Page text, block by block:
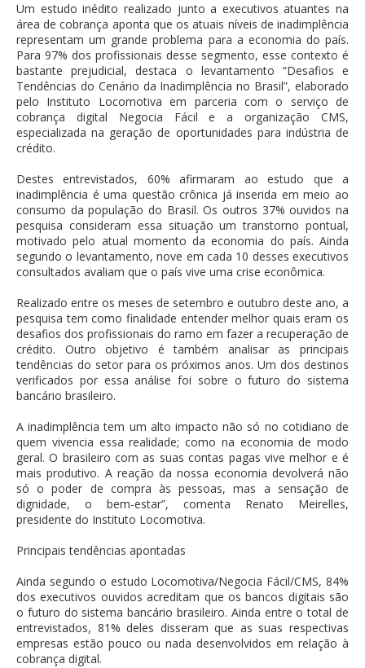
Um estudo inédito realizado junto a executivos atuantes na
área de cobrança aponta que os atuais níveis de inadimplência
representam um grande problema para a economia do país.
Para 97% dos profissionais desse segmento, esse contexto é
bastante prejudicial, destaca o levantamento “Desafios e
Tendências do Cenário da Inadimplência no Brasil”, elaborado
pelo Instituto Locomotiva em parceria com o serviço de
cobrança digital Negocia Fácil e a organização CMS,
especializada na geração de oportunidades para indústria de
crédito.
Destes entrevistados, 60% afirmaram ao estudo que a
inadimplência é uma questão crônica já inserida em meio ao
consumo da população do Brasil. Os outros 37% ouvidos na
pesquisa consideram essa situação um transtorno pontual,
motivado pelo atual momento da economia do país. Ainda
segundo o levantamento, nove em cada 10 desses executivos
consultados avaliam que o país vive uma crise econômica.
Realizado entre os meses de setembro e outubro deste ano, a
pesquisa tem como finalidade entender melhor quais eram os
desafios dos profissionais do ramo em fazer a recuperação de
crédito. Outro objetivo é também analisar as principais
tendências do setor para os próximos anos. Um dos destinos
verificados por essa análise foi sobre o futuro do sistema
bancário brasileiro.
A inadimplência tem um alto impacto não só no cotidiano de
quem vivencia essa realidade; como na economia de modo
geral. O brasileiro com as suas contas pagas vive melhor e é
mais produtivo. A reação da nossa economia devolverá não
só o poder de compra às pessoas, mas a sensação de
dignidade, o bem-estar”, comenta Renato Meirelles,
presidente do Instituto Locomotiva.
Principais tendências apontadas
Ainda segundo o estudo Locomotiva/Negocia Fácil/CMS, 84%
dos executivos ouvidos acreditam que os bancos digitais são
o futuro do sistema bancário brasileiro. Ainda entre o total de
entrevistados, 81% deles disseram que as suas respectivas
empresas estão pouco ou nada desenvolvidos em relação à
cobrança digital.